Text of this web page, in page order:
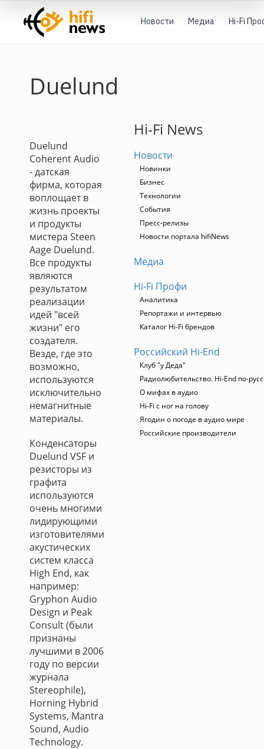
Новости Медиа Hi-Fi
Duelund
Duelund
Coherent Audio
- датская
фирма, которая
воплощает в
жизнь проекты
и продукты
мистера Steen
Aage Duelund.
Все продукты
являются
результатом
реализации
идей "всей
жизни" его
создателя.
Везде, где это
возможно,
используются
исключительно
немагнитные
материалы.
Конденсаторы
Duelund VSF и
резисторы из
графита
используются
очень многими
лидирующими
изготовителями
акустических
систем класса
High End, как
например:
Gryphon Audio
Design и Peak
Consult (были
признаны
лучшими в 2006
году по версии
журнала
Stereophile),
Horning Hybrid
Systems, Mantra
Sound, Audio
Technology.
Hi-Fi News
Новости
Новинки
Бизнес
Технологии
События
Пресс-релизы
Новости портала hifiNews
Медиа
Hi-Fi Профи
Аналитика
Репортажи и интервью
Каталог Hi-Fi брендов
Российский Hi-End
Клуб "у Деда"
Радиолюбительство. Hi-End по-
О мифах в аудио
Hi-Fi с ног на голову
Ягодин о погоде в аудио мире
Российские производители